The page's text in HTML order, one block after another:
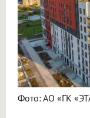
Фото: АО «ГК